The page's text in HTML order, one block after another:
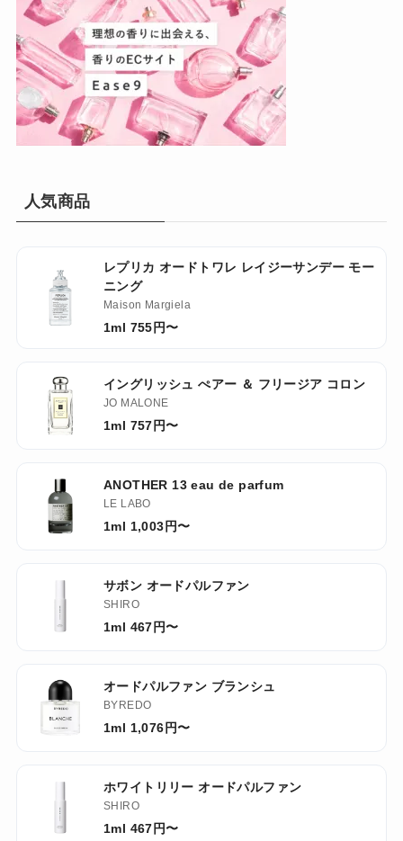
人気商品
レプリカ オードトワレ レイジーサンデー モー
ニング
Maison Margiela
1ml 755円〜
イングリッシュ ぺアー ＆ フリージア コロン
JO MALONE
1ml 757円〜
ANOTHER 13 eau de parfum
LE LABO
1ml 1,003円〜
サボン オードパルファン
SHIRO
1ml 467円〜
オードパルファン ブランシュ
BYREDO
1ml 1,076円〜
ホワイトリリー オードパルファン
SHIRO
1ml 467円〜